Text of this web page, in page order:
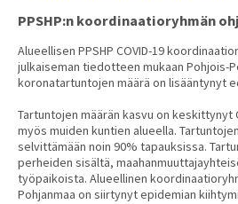
PPSHP:n koordinaatioryhmän
Alueellisen PPSHP COVID-19
julkaiseman tiedotteen mukaan Pohjois-
koronatartuntojen määrä on lisääntynyt
Tartuntojen määrän kasvu on keskittynyt
myös muiden kuntien alueella.
selvittämään noin 90% tapauksissa.
perheiden sisältä,
työpaikoista. Alueellinen
Pohjanmaa on siirtynyt epidemian